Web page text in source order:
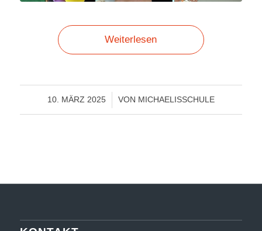
Weiterlesen
10. MÄRZ 2025
/ VON MICHAELISSCHULE